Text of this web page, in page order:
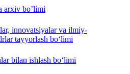
arxiv bo’limi
innovatsiyalar va ilmiy-
tayyorlash bo‘limi
bilan ishlash bo‘limi